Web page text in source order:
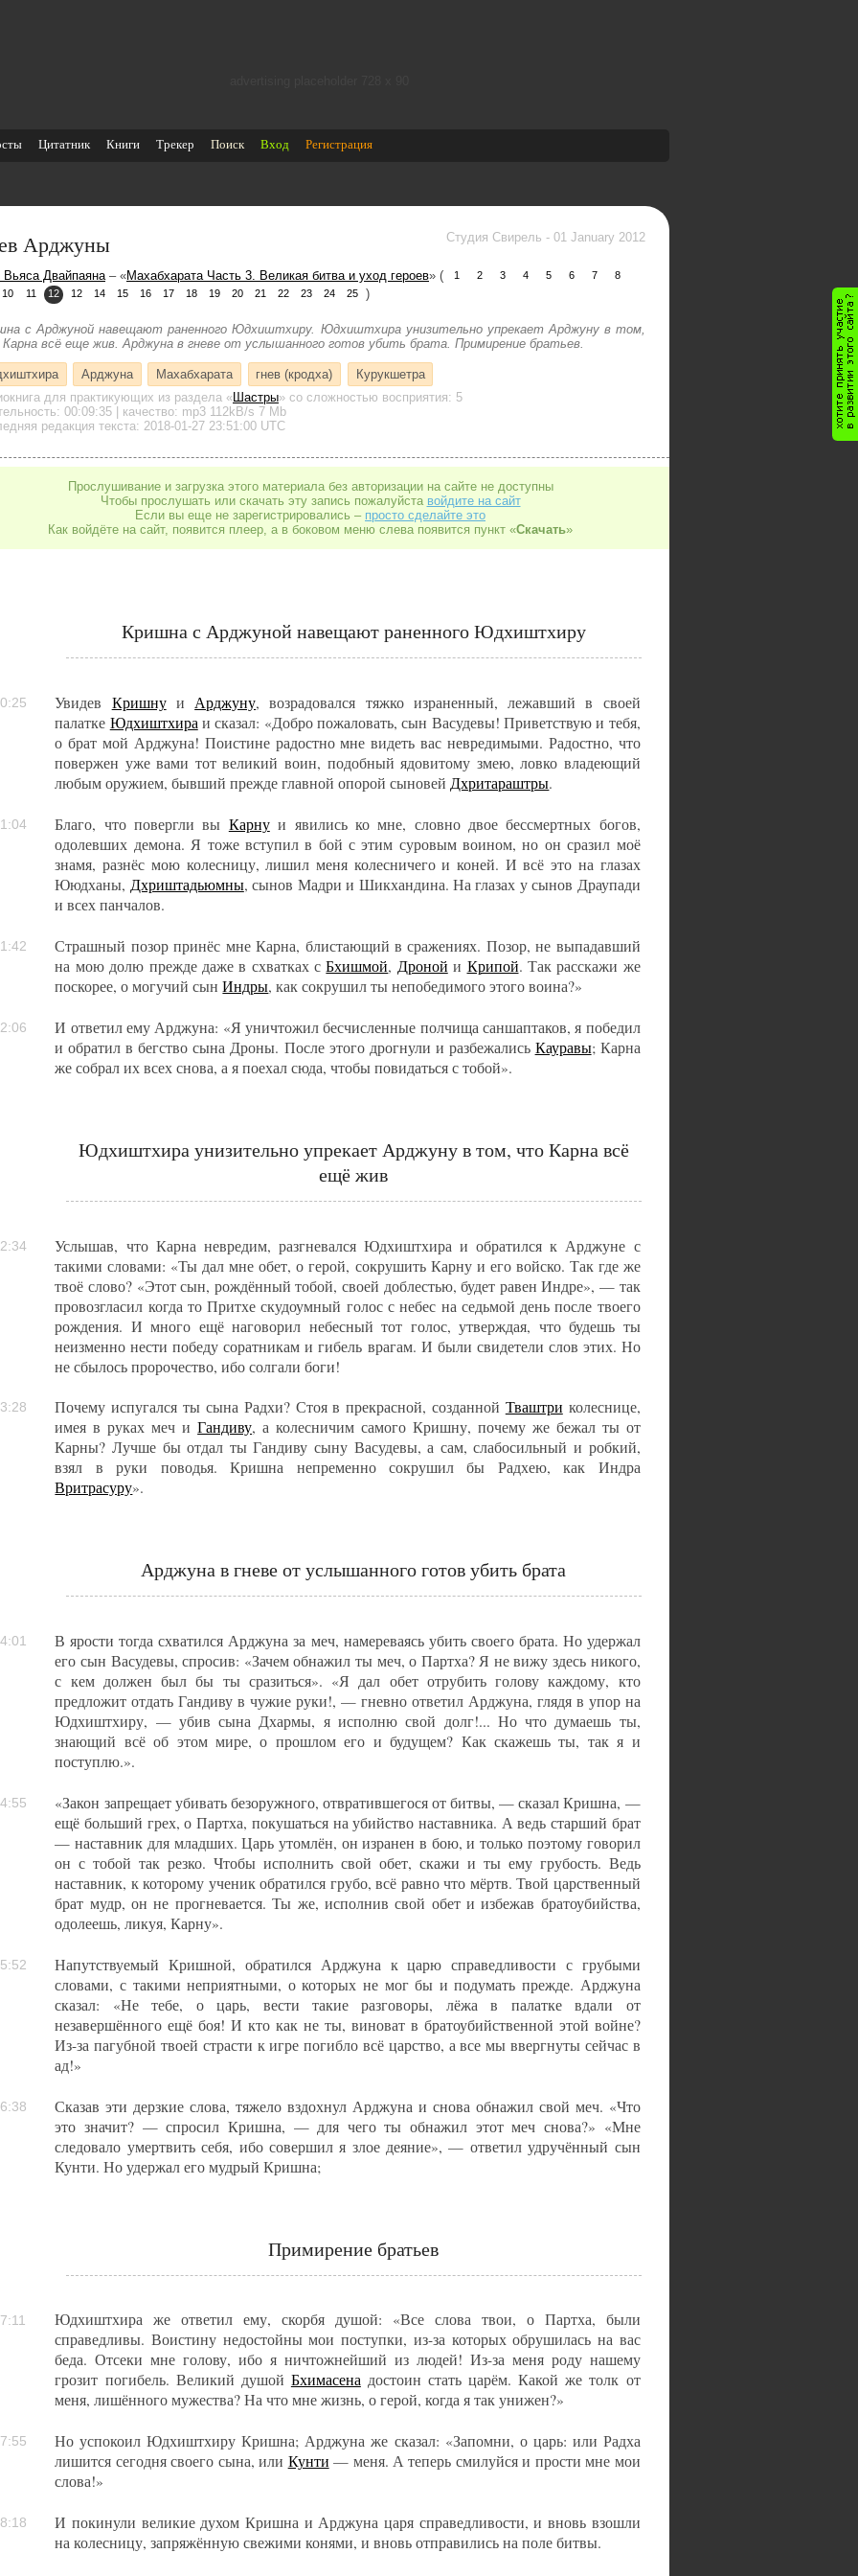
Цитатник Книги Трекер Поиск Вход Регистрация
Арджуны Студия Свирель - 01 January 2012
Вьяса Двайпаяна – «Махабхарата Часть 3. Великая битва и уход героев» ( 1 2 3 4 5 6 7
8
10 11 12 12 14 15 16 17 18 19 20 21 22 23 24 25 )
с Арджуной навещают раненного Юдхиштхиру. Юдхиштхира унизительно упрекает Арджуну в том,
всё еще жив. Арджуна в гневе от услышанного готов убить брата. Примирение братьев.
Арджуна Махабхарата гнев (кродха)
Курукшетра
для практикующих из раздела «Шастры» со сложностью восприятия: 5
00:09:35 | качество: mp3 112kB/s 7 Mb
редакция текста: 2018-01-27 23:51:00 UTC
Прослушивание и загрузка этого материала без авторизации на сайте не доступны
Чтобы прослушать или скачать эту запись пожалуйста войдите на сайт
Если вы еще не зарегистрировались – просто сделайте это
Как войдёте на сайт, появится плеер, а в боковом меню слева появится пункт «Скачать»
Кришна с Арджуной навещают раненного Юдхиштхиру
Увидев КришнуиАрджуну, возрадовался тяжко израненный, лежавший в своей
палатке Юдхиштхираи сказал: «Добро пожаловать, сын Васудевы! Приветствую и тебя,
о брат мой Арджуна! Поистине радостно мне видеть вас невредимыми. Радостно, что
повержен уже вами тот великий воин, подобный ядовитому змею, ловко владеющий
любым оружием, бывший прежде главной опорой сыновейДхритараштры.
Благо, что повергли вы Карнуи явились ко мне, словно двое бессмертных богов,
одолевших демона. Я тоже вступил в бой с этим суровым воином, но он сразил моё
знамя, разнёс мою колесницу, лишил меня колесничего и коней. И всё это на глазах
Ююдханы, Дхриштадьюмны, сынов Мадри и Шикхандина. На глазах у сынов Драупади
и всех панчалов.
Страшный позор принёс мне Карна, блистающий в сражениях. Позор, не выпадавший
на мою долю прежде даже в схватках сБхишмой, Дроной и Крипой. Так расскажи же
поскорее, о могучий сынИндры, как сокрушил ты непобедимого этого воина?»
И ответил ему Арджуна: «Я уничтожил бесчисленные полчища саншаптаков, я победил
и обратил в бегство сына Дроны. После этого дрогнули и разбежались Кауравы; Карна
же собрал их всех снова, а я поехал сюда, чтобы повидаться с тобой».
Юдхиштхира унизительно упрекает Арджуну в том, что Карна всё
ещё жив
Услышав, что Карна невредим, разгневался Юдхиштхира и обратился к Арджуне с
такими словами: «Ты дал мне обет, о герой, сокрушить Карну и его войско. Так где же
твоё слово? «Этот сын, рождённый тобой, своей доблестью, будет равен Индре», — так
провозгласил когда то Притхе скудоумный голос с небес на седьмой день после твоего
рождения. И много ещё наговорил небесный тот голос, утверждая, что будешь ты
неизменно нести победу соратникам и гибель врагам. И были свидетели слов этих. Но
не сбылось пророчество, ибо солгали боги!
Почему испугался ты сына Радхи? Стоя в прекрасной, созданной Тваштри колеснице,
имея в руках меч иГандиву, а колесничим самого Кришну, почему же бежал ты от
Карны? Лучше бы отдал ты Гандиву сыну Васудевы, а сам, слабосильный и робкий,
взял в руки поводья. Кришна непременно сокрушил бы Радхею, как Индра
Вритрасуру».
Арджуна в гневе от услышанного готов убить брата
В ярости тогда схватился Арджуна за меч, намереваясь убить своего брата. Но удержал
его сын Васудевы, спросив: «Зачем обнажил ты меч, о Партха? Я не вижу здесь никого,
с кем должен был бы ты сразиться». «Я дал обет отрубить голову каждому, кто
предложит отдать Гандиву в чужие руки!, — гневно ответил Арджуна, глядя в упор на
Юдхиштхиру, — убив сына Дхармы, я исполню свой долг!... Но что думаешь ты,
знающий всё об этом мире, о прошлом его и будущем? Как скажешь ты, так я и
поступлю.».
«Закон запрещает убивать безоружного, отвратившегося от битвы, — сказал Кришна, —
ещё больший грех, о Партха, покушаться на убийство наставника. А ведь старший брат
— наставник для младших. Царь утомлён, он изранен в бою, и только поэтому говорил
он с тобой так резко. Чтобы исполнить свой обет, скажи и ты ему грубость. Ведь
наставник, к которому ученик обратился грубо, всё равно что мёртв. Твой царственный
брат мудр, он не прогневается. Ты же, исполнив свой обет и избежав братоубийства,
одолеешь, ликуя, Карну».
Напутствуемый Кришной, обратился Арджуна к царю справедливости с грубыми
словами, с такими неприятными, о которых не мог бы и подумать прежде. Арджуна
сказал: «Не тебе, о царь, вести такие разговоры, лёжа в палатке вдали от
незавершённого ещё боя! И кто как не ты, виноват в братоубийственной этой войне?
Из-за пагубной твоей страсти к игре погибло всё царство, а все мы ввергнуты сейчас в
ад!»
Сказав эти дерзкие слова, тяжело вздохнул Арджуна и снова обнажил свой меч. «Что
это значит? — спросил Кришна, — для чего ты обнажил этот меч снова?» «Мне
следовало умертвить себя, ибо совершил я злое деяние», — ответил удручённый сын
Кунти. Но удержал его мудрый Кришна;
Примирение братьев
Юдхиштхира же ответил ему, скорбя душой: «Все слова твои, о Партха, были
справедливы. Воистину недостойны мои поступки, из-за которых обрушилась на вас
беда. Отсеки мне голову, ибо я ничтожнейший из людей! Из-за меня роду нашему
грозит погибель. Великий душой Бхимасенадостоин стать царём. Какой же толк от
меня, лишённого мужества? На что мне жизнь, о герой, когда я так унижен?»
Но успокоил Юдхиштхиру Кришна; Арджуна же сказал: «Запомни, о царь: или Радха
лишится сегодня своего сына, или Кунти — меня. А теперь смилуйся и прости мне мои
слова!»
И покинули великие духом Кришна и Арджуна царя справедливости, и вновь взошли
на колесницу, запряжённую свежими конями, и вновь отправились на поле битвы.